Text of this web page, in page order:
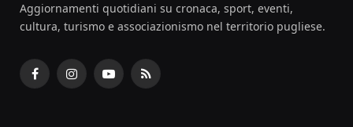
Aggiornamenti quotidiani su cronaca, sport, eventi,
cultura, turismo e associazionismo nel territorio pugliese.
FacebookInstagramYouTubeRSS